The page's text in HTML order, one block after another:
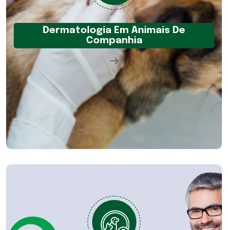
Dermatologia Em Animais De
Companhia